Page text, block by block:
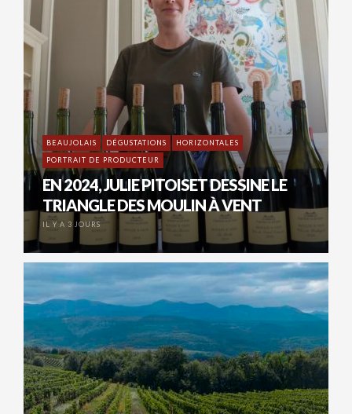
BEAUJOLAIS DÉGUSTATIONS
HORIZONTALES
PORTRAIT DE PRODUCTEUR
EN 2024, JULIE PITOISET DESSINE LE
TRIANGLE DES MOULIN À VENT
IL Y A 3 JOURS